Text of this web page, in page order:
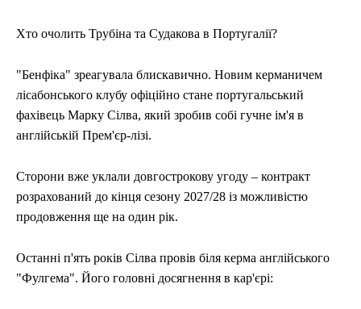
Хто очолить Трубіна та Судакова в Португалії?
"Бенфіка" зреагувала блискавично. Новим керманичем
лісабонського клубу офіційно стане португальський
фахівець Марку Сілва, який зробив собі гучне ім'я в
англійській Прем'єр-лізі.
Сторони вже уклали довгострокову угоду – контракт
розрахований до кінця сезону 2027/28 із можливістю
продовження ще на один рік.
Останні п'ять років Сілва провів біля керма англійського
"Фулгема". Його головні досягнення в кар'єрі: